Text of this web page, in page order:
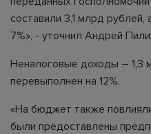
составили 3,1 млрд
7%», - уточнил Андрей
Неналоговые доходы – 1,3
перевыполнен на 12%.
«На бюджет также
были предоставлены